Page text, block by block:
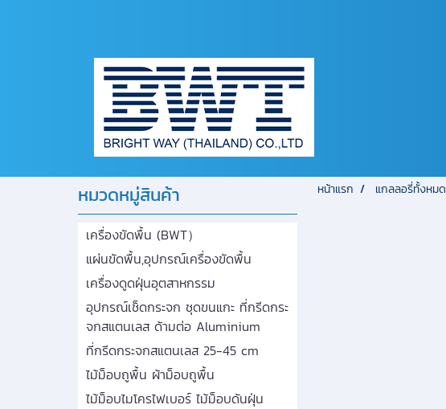
หน้าแรก แกลลอรี่ทั้งหมด
หมวดหมู่สินค้า
เครื่องขัดพื้น (BWT）
แผ่นขัดพื้น,อุปกรณ์เครื่องขัดพื้น
เครื่องดูดฝุ่นอุตสาหกรรม
อุปกรณ์เช็ดกระจก ชุดขนแกะ ที่กรีดกระ
จกสแตนเลส ด้ามต่อ Aluminium
ที่กรีดกระจกสแตนเลส 25-45 cm
ไม้ม็อบถูพื้น ผ้าม็อบถูพื้น
ไม้ม็อบไมโครไฟเบอร์ ไม้ม็อบดันฝุ่น